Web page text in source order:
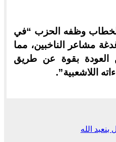
وظفه الحزب “في
مشاعر الناخبين، مما
بقوة عن طريق
اللاشعبية”.